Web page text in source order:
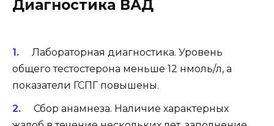
Диагностика ВАД
Лабораторная диагностика. Уровень
общего тестостерона меньше 12 нмоль/л, а
показатели ГСПГ повышены.
Сбор анамнеза. Наличие характерных